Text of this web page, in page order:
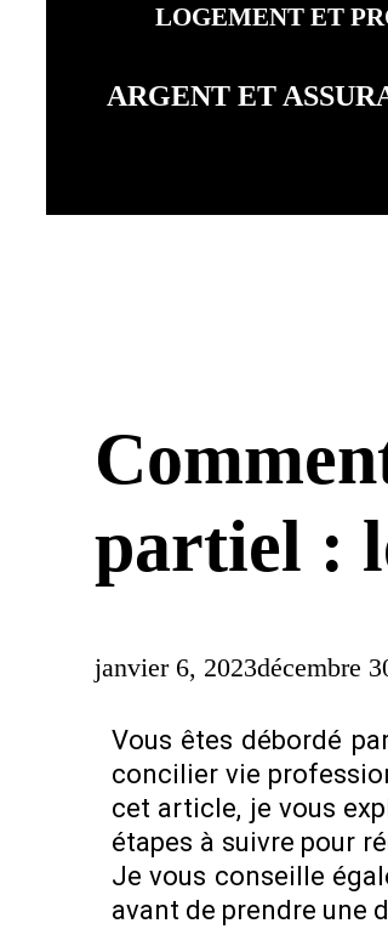
LOGEMENT ET
ARGENT ET
partiel :
janvier 6, 2023décembre
Vous êtes débordé
concilier vie
cet article, je vous
étapes à suivre pour
Je vous conseille
avant de prendre une